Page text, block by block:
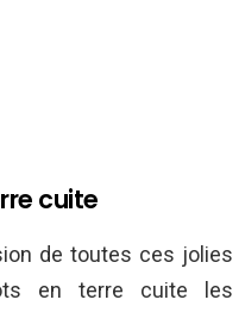
cuite
de toutes ces jolies
en terre cuite les